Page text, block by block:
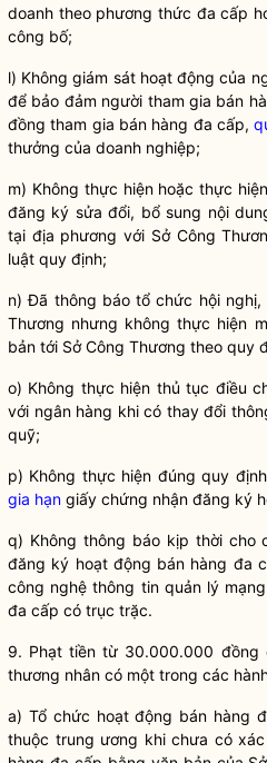
doanh theo phương thức đa cấp
công bố;
l) Không giám sát hoạt động của
để bảo đảm người tham gia bán
đồng tham gia bán hàng đa cấp,
thưởng của doanh nghiệp;
m) Không thực hiện hoặc thực
đăng ký sửa đổi, bổ sung nội
tại địa phương với Sở Công
luật quy định;
n) Đã thông báotổ chức hội
Thương nhưng không thực hiện
bản tới Sở Công Thương theo quy
o) Không thực hiện thủ tục điều
với ngân hàng khi có thay đổi
quỹ;
p) Không thực hiện đúng quy
gia hạn giấy chứng nhận đăng ký
q) Không thông báo kịp thời cho
đăng ký hoạt động bán hàng đa
công nghệ thông tin quản lý
đa cấp có trục trặc.
9. Phạt tiền từ 30.000.000
thương nhân có một trong các
a) Tổ chức hoạt động bán hàng
thuộc trung ương khi chưa có